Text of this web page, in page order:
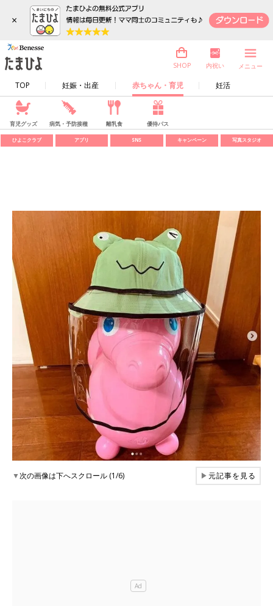
×
TOP 妊娠・出産 赤ちゃん・育児 妊活
SHOP 内祝い メニュー
育児グッズ 病気・予防接種 離乳食 優待パス
ひよこクラブ アプリ SNS キャンペーン 写真スタジオ
▼次の画像は下へスクロール (1/6) ▶元記事を見る